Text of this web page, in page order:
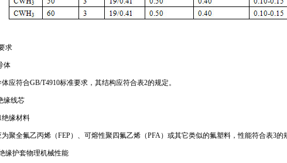
求
体
应符合GB/T4910标准要求，其结构应符合表2的规定。
缘线芯
绝缘材料
聚全氟乙丙烯（FEP）、可熔性聚四氟乙烯（PFA）或其它类似的氟塑料，性能符合表3的
缘护套物理机械性能